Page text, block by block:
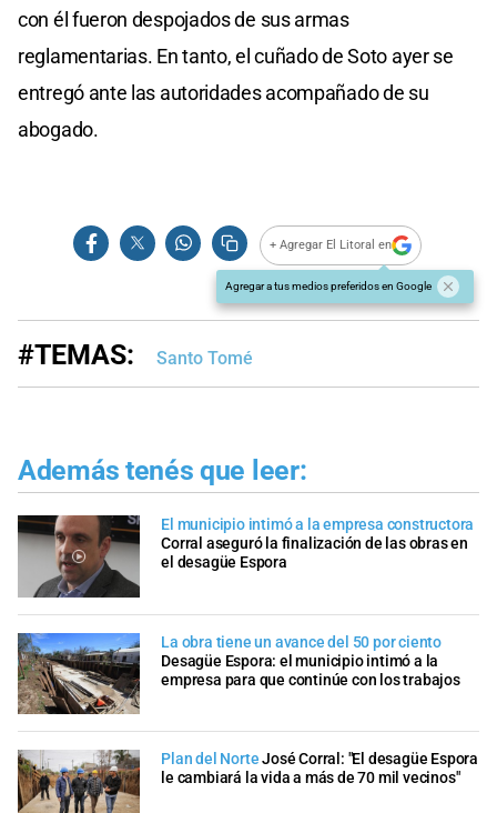
con él fueron despojados de sus armas
reglamentarias. En tanto, el cuñado de Soto ayer se
entregó ante las autoridades acompañado de su
abogado.
+ Agregar El Litoral en
Agregar a tus medios preferidos en Google
#TEMAS: Santo Tomé
Además tenés que leer:
El municipio intimó a la empresa constructora
Corral aseguró la finalización de las obras en
el desagüe Espora
La obra tiene un avance del 50 por ciento
Desagüe Espora: el municipio intimó a la
empresa para que continúe con los trabajos
Plan del NorteJosé Corral: "El desagüe Espora
le cambiará la vida a más de 70 mil vecinos"